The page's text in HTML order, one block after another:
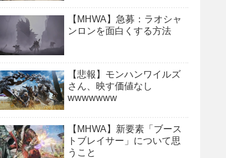
【MHWA】急募：ラオシャ
ンロンを面白くする方法
【悲報】モンハンワイルズ
さん、映す価値なし
wwwwwww
【MHWA】新要素「ブース
トブレイサー」について思
うこと